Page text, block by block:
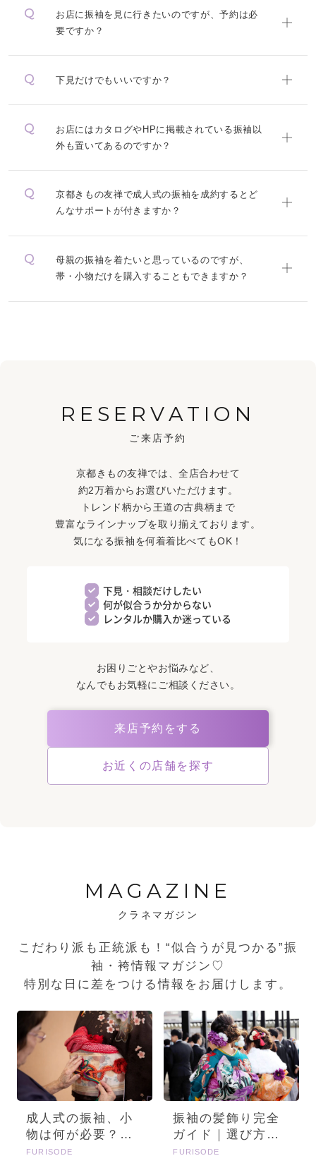
お店に振袖を見に行きたいのですが、予約は必
要ですか？
下見だけでもいいですか？
お店にはカタログやHPに掲載されている振袖以
外も置いてあるのですか？
京都きもの友禅で成人式の振袖を成約するとど
んなサポートが付きますか？
母親の振袖を着たいと思っているのですが、
帯・小物だけを購入することもできますか？
RESERVATION
ご来店予約
京都きもの友禅では、全店合わせて
約2万着からお選びいただけます。
トレンド柄から王道の古典柄まで
豊富なラインナップを取り揃えております。
気になる振袖を何着着比べてもOK！
下見・相談だけしたい
何が似合うか分からない
レンタルか購入か迷っている
お困りごとやお悩みなど、
なんでもお気軽にご相談ください。
来店予約をする
お近くの店舗を探す
MAGAZINE
クラネマガジン
こだわり派も正統派も！“似合うが見つかる”振
袖・袴情報マガジン♡
特別な日に差をつける情報をお届けします。
成人式の振袖、小
物は何が必要？画
像とセットで詳し
FURISODE
振袖の髪飾り完全
ガイド｜選び方・
種類・トレンドを
FURISODE